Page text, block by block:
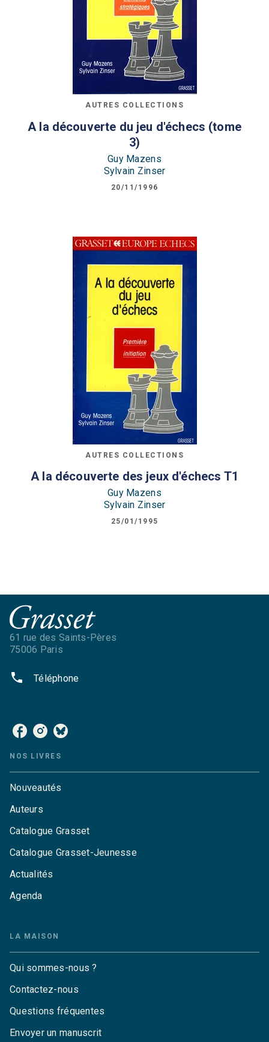
AUTRES COLLECTIONS
A la découverte du jeu d'échecs (tome
3)
Guy Mazens
Sylvain Zinser
20/11/1996
AUTRES COLLECTIONS
A la découverte des jeux d'échecs T1
Guy Mazens
Sylvain Zinser
25/01/1995
61 rue des Saints-Pères
75006 Paris
phone Téléphone
NOS LIVRES
Nouveautés
Auteurs
Catalogue Grasset
Catalogue Grasset-Jeunesse
Actualités
Agenda
LA MAISON
Qui sommes-nous ?
Contactez-nous
Questions fréquentes
Envoyer un manuscrit